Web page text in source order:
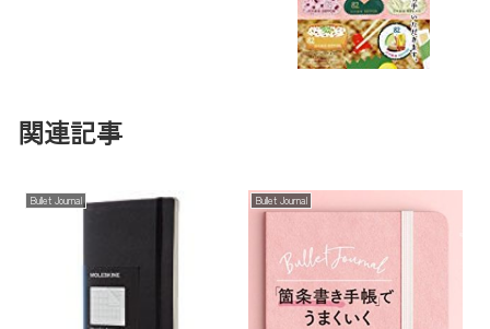
関連記事
Bullet Journal Bullet Journal